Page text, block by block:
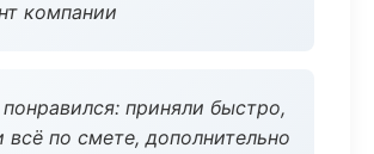
компании
приняли быстро,
всё по смете, дополнительно